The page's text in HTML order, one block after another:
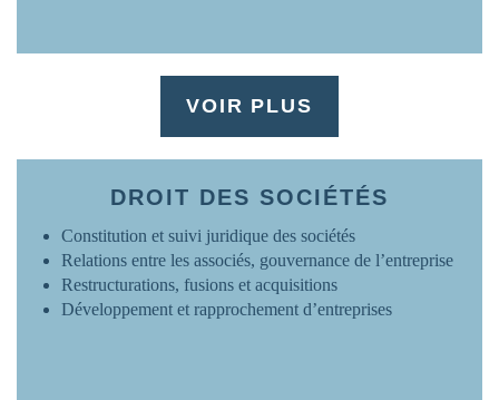
VOIR PLUS
DROIT DES SOCIÉTÉS
Constitution et suivi juridique des sociétés
Relations entre les associés, gouvernance de l’entreprise
Restructurations, fusions et acquisitions
Développement et rapprochement d’entreprises